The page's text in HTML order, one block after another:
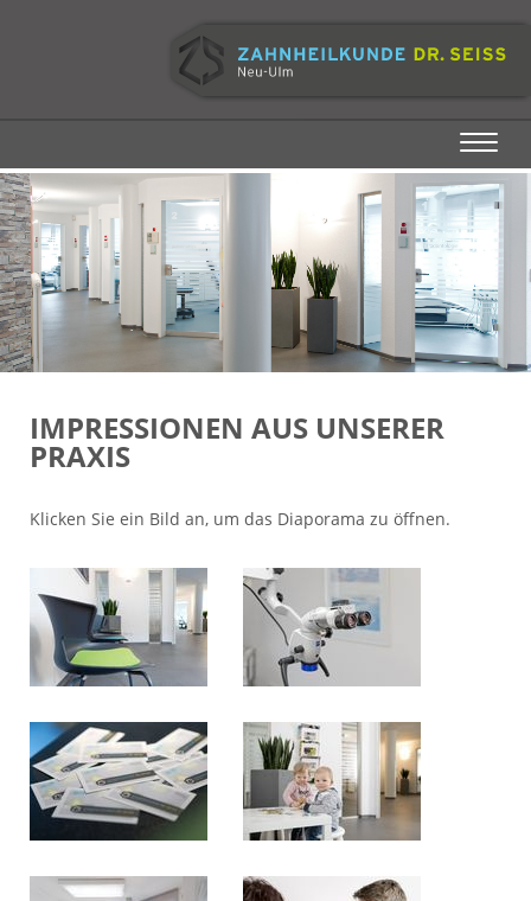
IMPRESSIONEN AUS UNSERER
PRAXIS
Klicken Sie ein Bild an, um das Diaporama zu öffnen.